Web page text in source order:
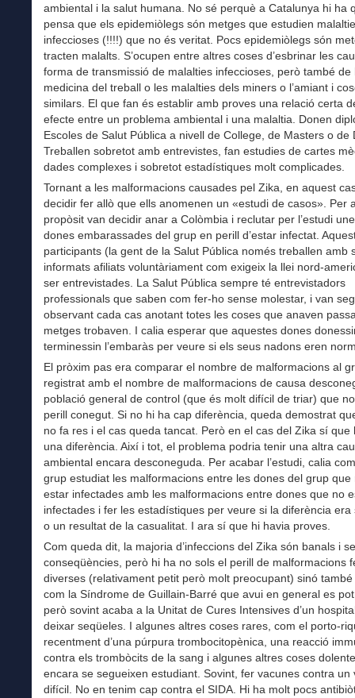
ambiental i la salut humana. No sé perquè a Catalunya hi ha
pensa que els epidemiòlegs són metges que estudien
infeccioses (!!!!) que no és veritat. Pocs epidemiòlegs són
tracten malalts. S’ocupen entre altres coses d’esbrinar les
forma de transmissió de malalties infeccioses, però també de
medicina del treball o les malalties dels miners o l’amiant i
similars. El que fan és establir amb proves una relació certa
efecte entre un problema ambiental i una malaltia. Donen
Escoles de Salut Pública a nivell de College, de Masters o de
Treballen sobretot amb entrevistes, fan estudies de cartes
dades complexes i sobretot estadístiques molt complicades.
Tornant a les malformacions causades pel Zika, en aquest
decidir fer allò que ells anomenen un «estudi de casos». Per
propòsit van decidir anar a Colòmbia i reclutar per l’estudi
dones embarassades del grup en perill d’estar infectat.
participants (la gent de la Salut Pública només treballen amb
informats afiliats voluntàriament com exigeix la llei nord-
ser entrevistades. La Salut Pública sempre té entrevistadors
professionals que saben com fer-ho sense molestar, i van
observant cada cas anotant totes les coses que anaven
metges trobaven. I calia esperar que aquestes dones
terminessin l’embaràs per veure si els seus nadons eren
El pròxim pas era comparar el nombre de malformacions al
registrat amb el nombre de malformacions de causa
població general de control (que és molt difícil de triar) que
perill conegut. Si no hi ha cap diferència, queda demostrat
no fa res i el cas queda tancat. Però en el cas del Zika sí que
una diferència. Així i tot, el problema podria tenir una altra
ambiental encara desconeguda. Per acabar l’estudi, calia
grup estudiat les malformacions entre les dones del grup que
estar infectades amb les malformacions entre dones que no
infectades i fer les estadístiques per veure si la diferència era
o un resultat de la casualitat. I ara sí que hi havia proves.
Com queda dit, la majoria d’infeccions del Zika són banals i
conseqüències, però hi ha no sols el perill de malformacions
diverses (relativament petit però molt preocupant) sinó
com la Síndrome de Guillain-Barré que avui en general es
però sovint acaba a la Unitat de Cures Intensives d’un
deixar seqüeles. I algunes altres coses rares, com el porto-
recentment d’una púrpura trombocitopènica, una reacció
contra els trombòcits de la sang i algunes altres coses
encara se segueixen estudiant. Sovint, fer vacunes contra un
difícil. No en tenim cap contra el SIDA. Hi ha molt pocs